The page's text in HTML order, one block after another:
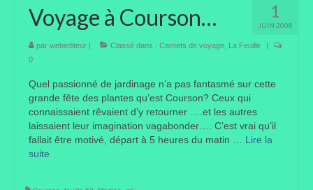
1
JUIN 2008
Voyage à Courson…
par webediteur | Classé dans : Carnets de voyage La Feuille
|
0
Quel passionné de jardinage n’a pas fantasmé sur cette
grande fête des plantes qu’est Courson? Ceux qui
connaissaient rêvaient d’y retourner ….et les autres
laissaient leur imagination vagabonder…. C’est vrai qu’il
fallait être motivé, départ à 5 heures du matin … Lire la
suite­­